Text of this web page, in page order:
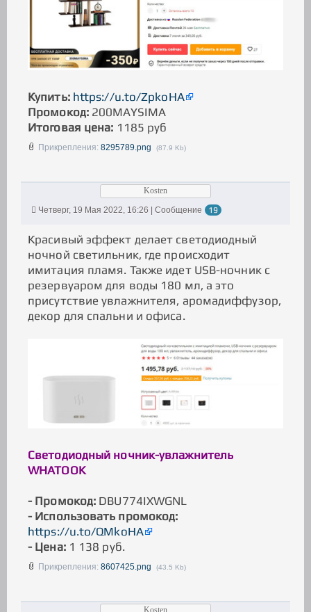
Купить: https://u.to/ZpkoHA
Промокод:200MAYSIMA
Итоговая цена: 1185 руб
Прикрепления: 8295789.png (87.9 Kb)
Kosten
Четверг, 19 Мая 2022, 16:26 | Сообщение
19
Красивый эффект делает светодиодный
ночной светильник, где происходит
имитация пламя. Также идет USB-ночник с
резервуаром для воды 180 мл, а это
присутствие увлажнителя, аромадиффузор,
декор для спальни и офиса.
Светодиодный ночник-увлажнитель
WHATOOK
- Промокод: DBU774IXWGNL
- Использовать промокод:
https://u.to/QMkoHA
- Цена:1 138 руб.
Прикрепления: 8607425.png (43.5 Kb)
Kosten